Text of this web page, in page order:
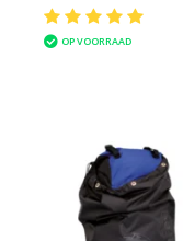
regenhoes
OP VOORRAAD